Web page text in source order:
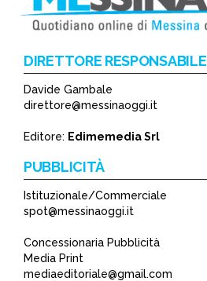
*
DIRETTORE RESPONSABILE
Davide Gambale
direttore@messinaoggi.it
Editore: Edimemedia Srl
PUBBLICITÀ
Istituzionale/Commerciale
spot@messinaoggi.it
Concessionaria Pubblicità
Media Print
mediaeditoriale@gmail.com